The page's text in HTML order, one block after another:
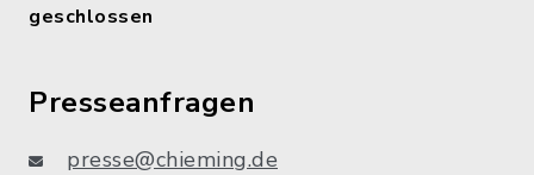
geschlossen
Presseanfragen
presse@chieming.de